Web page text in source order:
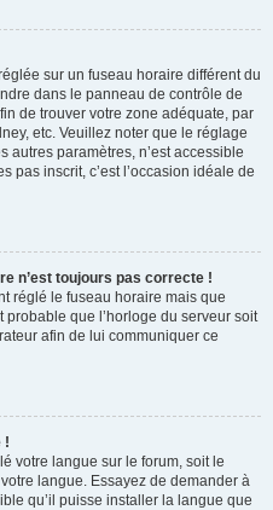
sur un fuseau horaire différent du
dans le panneau de contrôle de
de trouver votre zone adéquate, par
etc. Veuillez noter que le réglage
autres paramètres, n’est accessible
pas inscrit, c’est l’occasion idéale de
n’est toujours pas correcte !
réglé le fuseau horaire mais que
probable que l’horloge du serveur soit
afin de lui communiquer ce
!
votre langue sur le forum, soit le
langue. Essayez de demander à
qu’il puisse installer la langue que